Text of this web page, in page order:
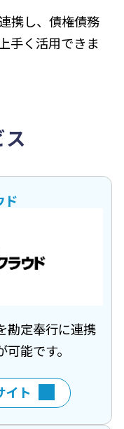
携し、債権債務
手く活用できま
ド
勘定奉行に連携
能です。
イト